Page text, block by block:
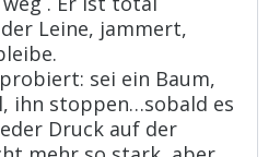
Leine, jammert,
sei ein Baum,
ihn stoppen…sobald es
Druck auf der